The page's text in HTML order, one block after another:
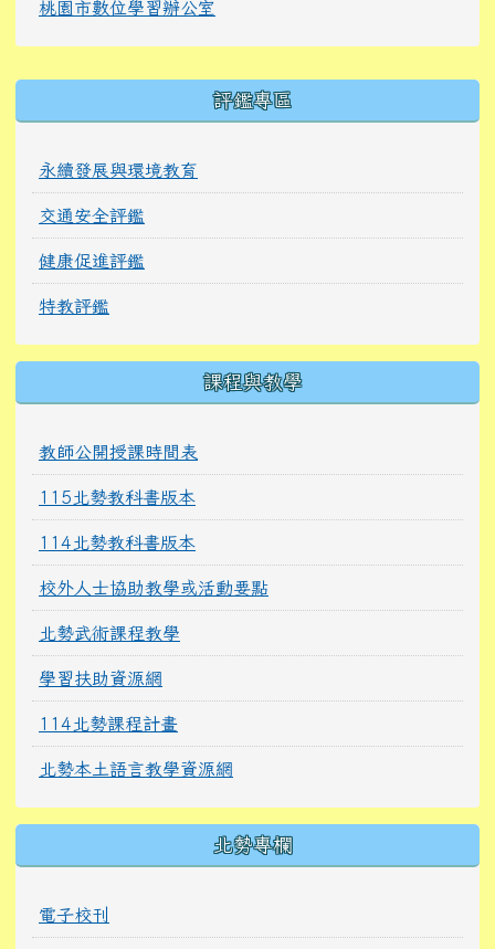
桃園市數位學習辦公室
評鑑專區
永續發展與環境教育
交通安全評鑑
健康促進評鑑
特教評鑑
課程與教學
教師公開授課時間表
115北勢教科書版本
114北勢教科書版本
校外人士協助教學或活動要點
北勢武術課程教學
學習扶助資源網
114北勢課程計畫
北勢本土語言教學資源網
北勢專欄
電子校刊